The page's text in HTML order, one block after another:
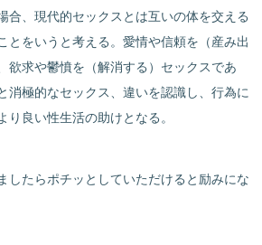
合、現代的セックスとは互いの体を交える
とをいうと考える。愛情や信頼を（産み出
欲求や鬱憤を（解消する）セックスであ
消極的なセックス、違いを認識し、行為に
り良い性生活の助けとなる。
したらポチッとしていただけると励みにな